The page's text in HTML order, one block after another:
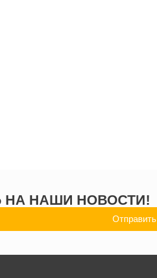
НА НАШИ НОВОСТИ!
Отправить